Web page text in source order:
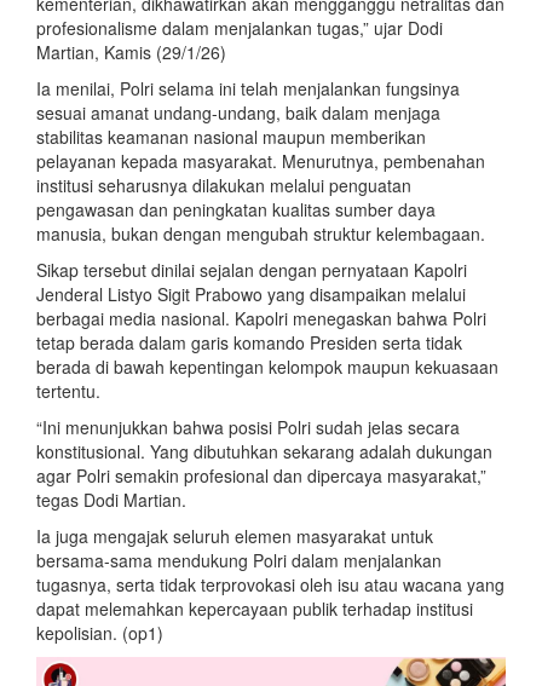
profesionalisme dalam menjalankan tugas,” ujar Dodi
Martian, Kamis (29/1/26)
Ia menilai, Polri selama ini telah menjalankan fungsinya
sesuai amanat undang-undang, baik dalam menjaga
stabilitas keamanan nasional maupun memberikan
pelayanan kepada masyarakat. Menurutnya, pembenahan
institusi seharusnya dilakukan melalui penguatan
pengawasan dan peningkatan kualitas sumber daya
manusia, bukan dengan mengubah struktur kelembagaan.
Sikap tersebut dinilai sejalan dengan pernyataan Kapolri
Jenderal Listyo Sigit Prabowo yang disampaikan melalui
berbagai media nasional. Kapolri menegaskan bahwa Polri
tetap berada dalam garis komando Presiden serta tidak
berada di bawah kepentingan kelompok maupun kekuasaan
tertentu.
“Ini menunjukkan bahwa posisi Polri sudah jelas secara
konstitusional. Yang dibutuhkan sekarang adalah dukungan
agar Polri semakin profesional dan dipercaya masyarakat,”
tegas Dodi Martian.
Ia juga mengajak seluruh elemen masyarakat untuk
bersama-sama mendukung Polri dalam menjalankan
tugasnya, serta tidak terprovokasi oleh isu atau wacana yang
dapat melemahkan kepercayaan publik terhadap institusi
kepolisian. (op1)